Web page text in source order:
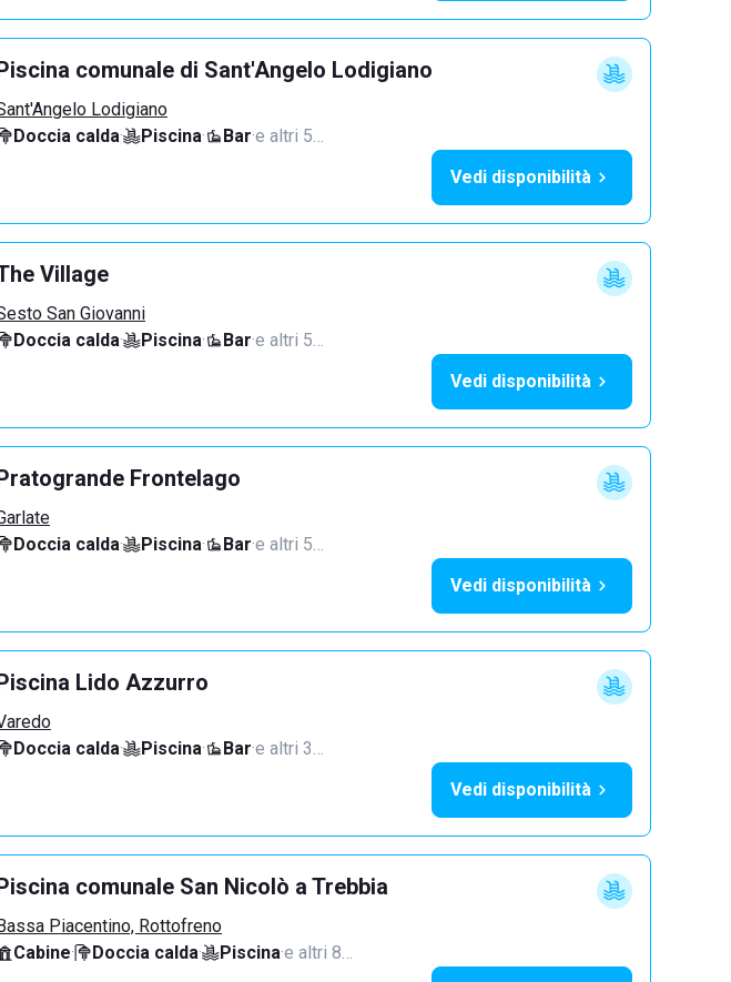
comunale di Sant'Angelo Lodigiano
Lodigiano
Doccia calda· Piscina· Bar·e altri 5…
Vedi disponibilità
Village
San Giovanni
Doccia calda· Piscina· Bar·e altri 5…
Vedi disponibilità
Frontelago
Doccia calda· Piscina· Bar·e altri 5…
Vedi disponibilità
Lido Azzurro
Doccia calda· Piscina· Bar·e altri 3…
Vedi disponibilità
comunale San Nicolò a Trebbia
Piacentino, Rottofreno
Cabine· Doccia calda· Piscina·e altri 8…